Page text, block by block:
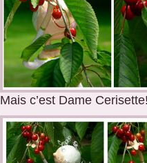
Mais c’est Dame